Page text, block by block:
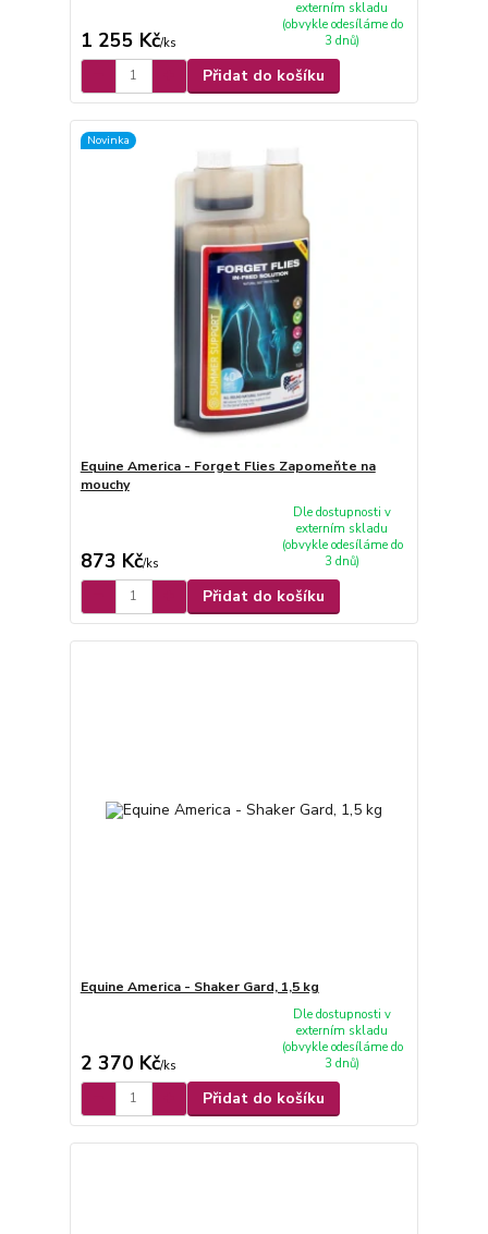
1 255 Kč/ks
externím skladu
(obvykle odesíláme do
3 dnů)
Přidat do košíku
Novinka
Equine America - Forget Flies Zapomeňte na
mouchy
873 Kč/ks
Dle dostupnosti v
externím skladu
(obvykle odesíláme do
3 dnů)
Přidat do košíku
Equine America - Shaker Gard, 1,5 kg
2 370 Kč/ks
Dle dostupnosti v
externím skladu
(obvykle odesíláme do
3 dnů)
Přidat do košíku